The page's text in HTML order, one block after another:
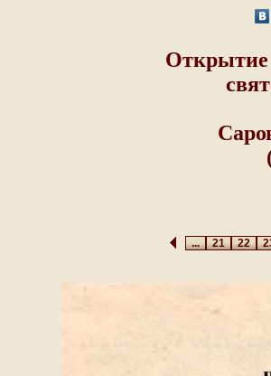
Открытие
...2122